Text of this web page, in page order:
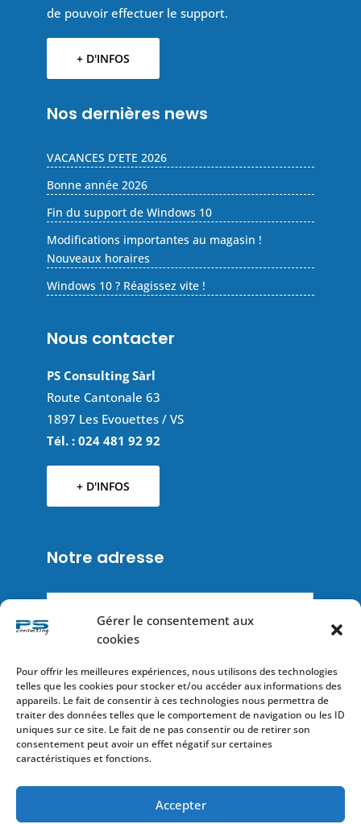
Gérer le consentement aux
cookies
Pour offrir les meilleures expériences, nous utilisons des technologies
telles que les cookies pour stocker et/ou accéder aux informations des
appareils. Le fait de consentir à ces technologies nous permettra de
traiter des données telles que le comportement de navigation ou les ID
uniques sur ce site. Le fait de ne pas consentir ou de retirer son
consentement peut avoir un effet négatif sur certaines
caractéristiques et fonctions.
Accepter
de pouvoir effectuer le support.
+ D'INFOS
Nos dernières news
VACANCES D’ETE 2026
Bonne année 2026
Fin du support de Windows 10
Modifications importantes au magasin !
Nouveaux horaires
Windows 10 ? Réagissez vite !
Nous contacter
PS Consulting Sàrl
Route Cantonale 63
1897 Les Evouettes / VS
Tél. : 024 481 92 92
+ D'INFOS
Notre adresse